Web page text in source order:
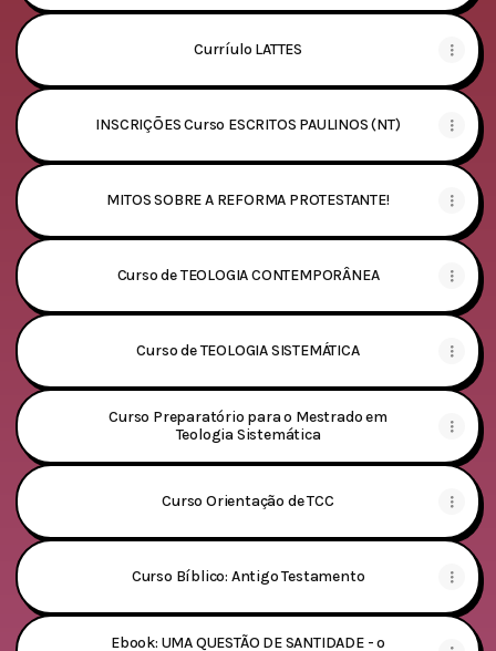
Curríulo LATTES
INSCRIÇÕES Curso ESCRITOS PAULINOS (NT)
MITOS SOBRE A REFORMA PROTESTANTE!
Curso de TEOLOGIA CONTEMPORÂNEA
Curso de TEOLOGIA SISTEMÁTICA
Curso Preparatório para o Mestrado em
Teologia Sistemática
Curso Orientação de TCC
Curso Bíblico: Antigo Testamento
Ebook: UMA QUESTÃO DE SANTIDADE - o